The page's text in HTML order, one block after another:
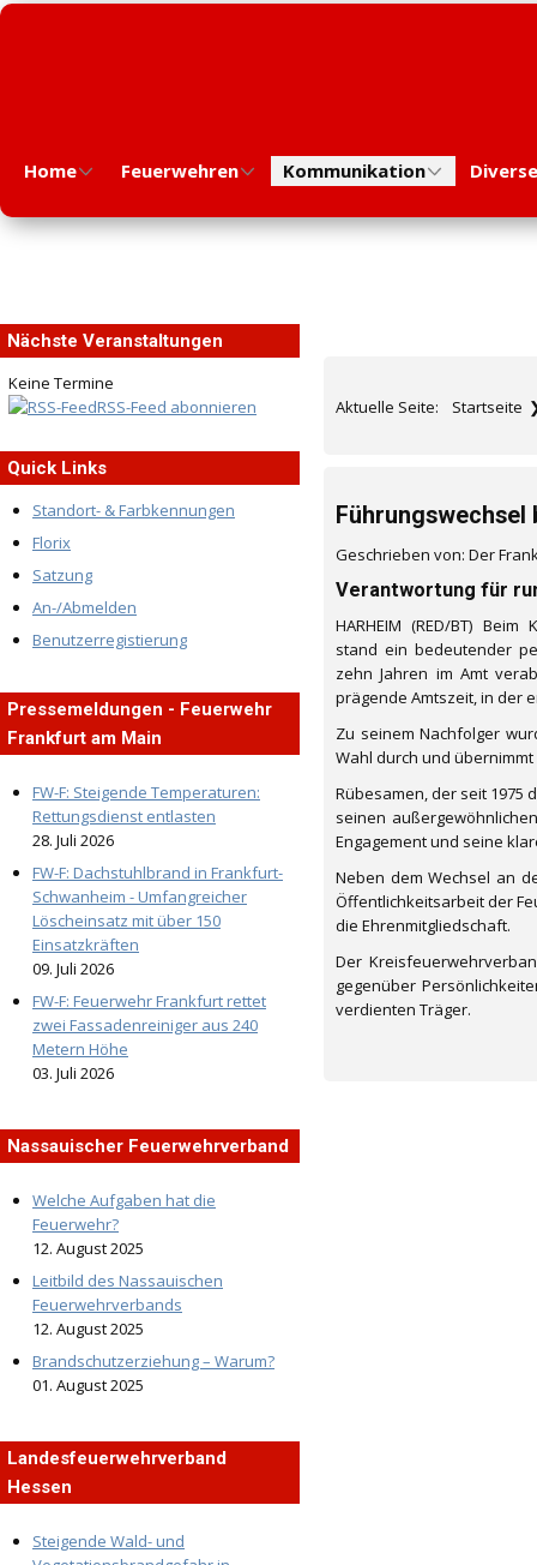
Home Feuerwehren Kommunikation
Nächste Veranstaltungen
Keine Termine
RSS-Feed abonnieren
Quick Links
Standort- & Farbkennungen
Florix
Satzung
An-/Abmelden
Benutzerregistierung
Pressemeldungen - Feuerwehr
Frankfurt am Main
FW-F: Steigende Temperaturen:
Rettungsdienst entlasten
28. Juli 2026
FW-F: Dachstuhlbrand in Frankfurt-
Schwanheim - Umfangreicher
Löscheinsatz mit über 150
Einsatzkräften
09. Juli 2026
FW-F: Feuerwehr Frankfurt rettet
zwei Fassadenreiniger aus 240
Metern Höhe
03. Juli 2026
Nassauischer Feuerwehrverband
Welche Aufgaben hat die
Feuerwehr?
12. August 2025
Leitbild des Nassauischen
Feuerwehrverbands
12. August 2025
Brandschutzerziehung – Warum?
01. August 2025
Landesfeuerwehrverband
Hessen
Steigende Wald- und
Aktuelle Seite: Startseite
Geschrieben von: Der
Verantwortung für
HARHEIM (RED/BT)
stand ein bedeutender
zehn Jahren im Amt
prägende Amtszeit, in der
Zu seinem Nachfolger
Wahl durch und
Rübesamen, der seit 1975
seinen
Engagement und seine
Neben dem Wechsel an
Öffentlichkeitsarbeit der
die Ehrenmitgliedschaft.
Der
gegenüber
verdienten Träger.